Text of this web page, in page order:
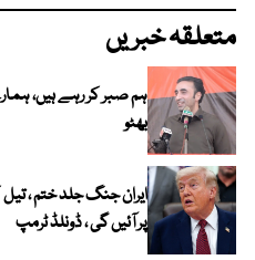
متعلقہ خبریں
ہم صبر کر رہے ہیں،
بھٹو
ایران جنگ جلد ختم ،
پر آئیں گی ، ڈونلڈ ٹرمپ